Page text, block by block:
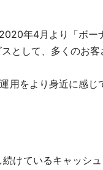
年4⽉より「ボー
として、多くのお
用をより身近に感じ
けているキャッシ